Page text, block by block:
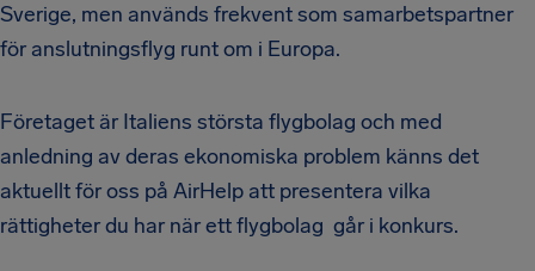
Sverige, men används frekvent som samarbetspartner
för anslutningsflyg runt om i Europa.
Företaget är Italiens största flygbolag och med
anledning av deras ekonomiska problem känns det
aktuellt för oss på AirHelp att presentera vilka
rättigheter du har när ett flygbolag går i konkurs.